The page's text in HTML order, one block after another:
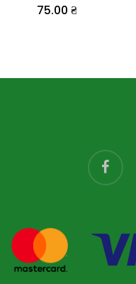
75.00 ₴
facebook